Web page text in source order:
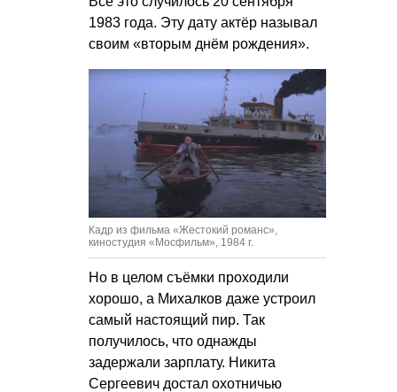
1983 года. Эту дату актёр называл
своим «вторым днём рождения».
Кадр из фильма «Жестокий романс»,
киностудия «Мосфильм», 1984 г.
Но в целом съёмки проходили
хорошо, а Михалков даже устроил
самый настоящий пир. Так
получилось, что однажды
задержали зарплату. Никита
Сергеевич достал охотничью